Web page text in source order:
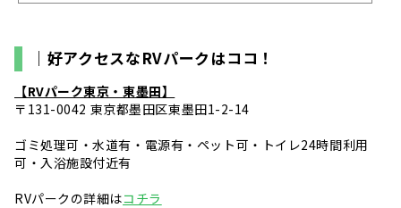
｜好アクセスなRVパークはココ！
【RVパーク東京・東墨田】
〒131-0042 東京都墨田区東墨田1-2-14
ゴミ処理可・水道有・電源有・ペット可・トイレ24時間利用
可・入浴施設付近有
RVパークの詳細はコチラ